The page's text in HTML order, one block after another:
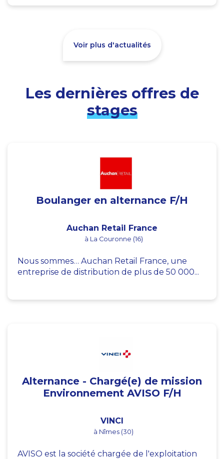
Voir plus d'actualités
Les dernières offres de
stages
Boulanger en alternance F/H
Auchan Retail France
à La Couronne (16)
Nous sommes… Auchan Retail France, une
entreprise de distribution de plus de 50 000...
Alternance - Chargé(e) de mission
Environnement AVISO F/H
VINCI
à Nîmes (30)
AVISO est la société chargée de l'exploitation